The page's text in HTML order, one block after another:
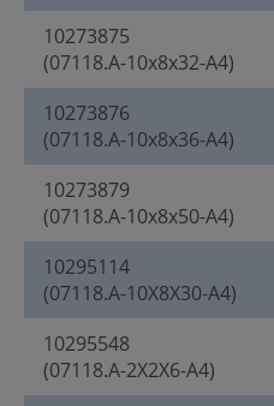
10273875
(07118.A-10x8x32-A4)
10273876
(07118.A-10x8x36-A4)
10273879
(07118.A-10x8x50-A4)
10295114
(07118.A-10X8X30-A4)
10295548
(07118.A-2X2X6-A4)